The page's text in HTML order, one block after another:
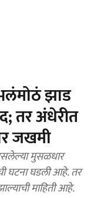
झाड
तर अंधेरीत
जखमी
मुसळधार
घटना घडली आहे. तर
माहिती आहे.